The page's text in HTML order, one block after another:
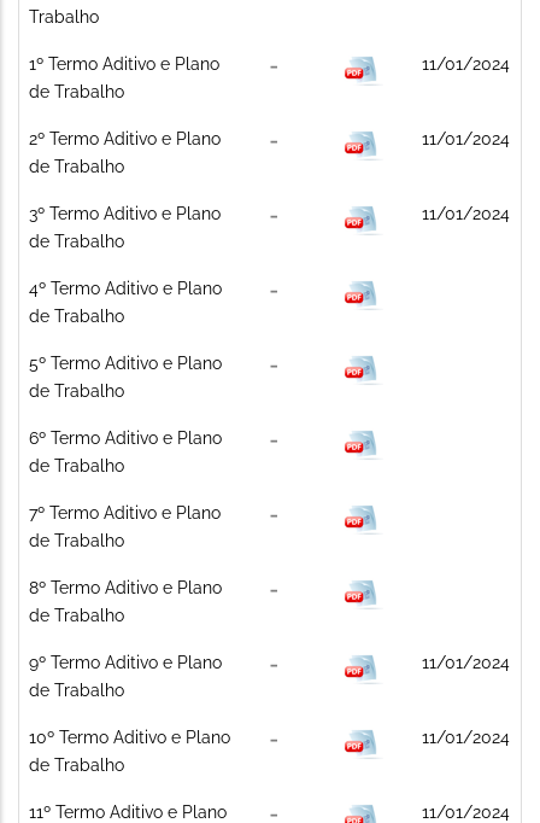
Trabalho
1º Termo Aditivo e Plano
de Trabalho
11/01/2024
2º Termo Aditivo e Plano
de Trabalho
11/01/2024
3º Termo Aditivo e Plano
de Trabalho
11/01/2024
4º Termo Aditivo e Plano
de Trabalho
5º Termo Aditivo e Plano
de Trabalho
6º Termo Aditivo e Plano
de Trabalho
7º Termo Aditivo e Plano
de Trabalho
8º Termo Aditivo e Plano
de Trabalho
9º Termo Aditivo e Plano
de Trabalho
11/01/2024
10º Termo Aditivo e Plano
de Trabalho
11/01/2024
11º Termo Aditivo e Plano
11/01/2024